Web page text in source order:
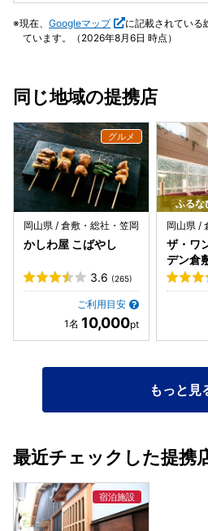
て事務的じゃなく､トータルで心の
でした。感謝です。
少し怖いです（笑） とはいえ部屋に備え付けの毛糸の肩掛け
がすごく暖かくて重宝しましたし
だいたたLAWSONに行ったのです
のお皿に盛り付けるとよく見えます。 一緒に泊まった
が、柔軟剤を気に入ってうちでも
うので、自分で電話して聞いて品
ると言い、裏でこっそりメールで
タッフの皆さんに共有してくださ
ことができました。とてもアットホー
神戸のみ同行して先に帰った夫と
れるお部屋に再訪したいです。岡
地区とてまりさんを強くオススメし
倉敷感？手仕事感？を醸成してい
定というのも、旅の特別感を出し
現在、 Googleマップ
に記載されている
ています。（2026年8月6日 時点）
同じ地域の提携店
岡山県 / 倉敷・総社・笠岡
かしわ屋 こばやし
3.6 (265)
ご利用目安
10,000
ふるな
岡山県 /
ザ・ワ
デン倉
もっと見
最近チェックした提携